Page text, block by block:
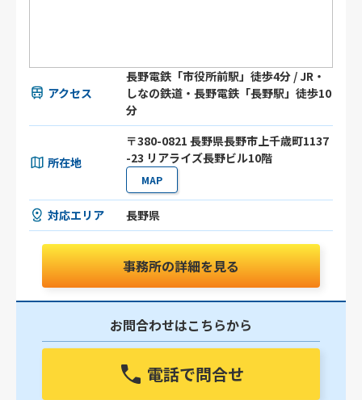
アクセス
長野電鉄「市役所前駅」徒歩4分 / JR・
しなの鉄道・長野電鉄「長野駅」徒歩10
分
所在地
〒380-0821 長野県長野市上千歳町1137
-23 リアライズ長野ビル10階
MAP
対応エリア 長野県
事務所の詳細を見る
お問合わせはこちらから
電話で問合せ